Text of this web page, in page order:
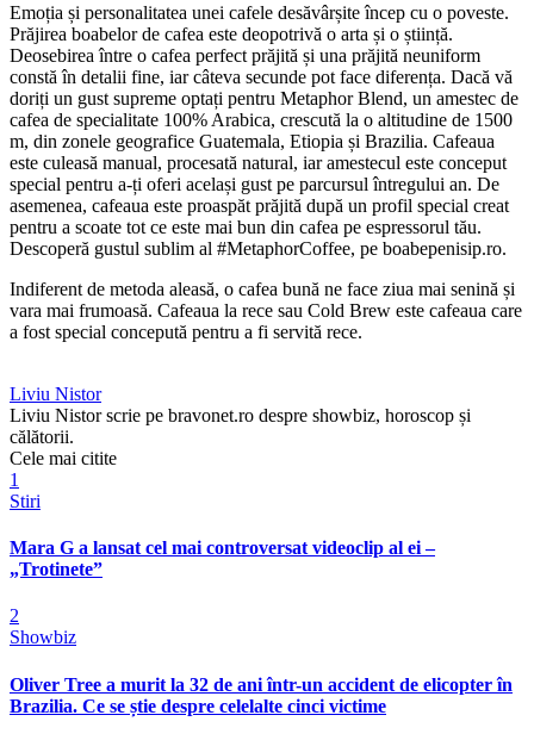
Emoția și personalitatea unei cafele desăvârșite încep cu o poveste.
Prăjirea boabelor de cafea este deopotrivă o arta și o știință.
Deosebirea între o cafea perfect prăjită și una prăjită neuniform
constă în detalii fine, iar câteva secunde pot face diferența. Dacă vă
doriți un gust supreme optați pentru Metaphor Blend, un amestec de
cafea de specialitate 100% Arabica, crescută la o altitudine de 1500
m, din zonele geografice Guatemala, Etiopia și Brazilia. Cafeaua
este culeasă manual, procesată natural, iar amestecul este conceput
special pentru a-ți oferi același gust pe parcursul întregului an. De
asemenea, cafeaua este proaspăt prăjită după un profil special creat
pentru a scoate tot ce este mai bun din cafea pe espressorul tău.
Descoperă gustul sublim al #MetaphorCoffee, pe boabepenisip.ro.
Indiferent de metoda aleasă, o cafea bună ne face ziua mai senină și
vara mai frumoasă. Cafeaua la rece sau Cold Brew este cafeaua care
a fost special concepută pentru a fi servită rece.
Liviu Nistor
Liviu Nistor scrie pe bravonet.ro despre showbiz, horoscop și
călătorii.
Cele mai citite
1
Stiri
Mara G a lansat cel mai controversat videoclip al ei –
„Trotinete”
2
Showbiz
Oliver Tree a murit la 32 de ani într-un accident de elicopter în
Brazilia. Ce se știe despre celelalte cinci victime